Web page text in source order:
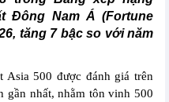
Đông Nam Á (Fortune
tăng 7 bậc so với năm
Asia 500 được đánh giá trên
gần nhất, nhằm tôn vinh 500